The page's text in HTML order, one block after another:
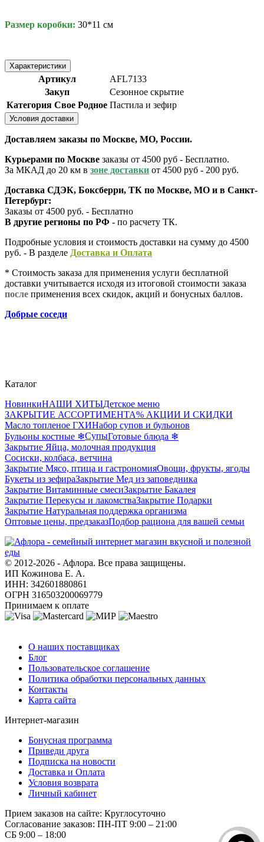
Размер коробки: 30*11 см
Характеристики
Артикул
AFL7133
Закуп
Сезонное скрытие
Категория Свое Родное Пастила и зефир
Условия доставки
Доставляем заказы по Москве, МО, России.
Курьерами по Москве заказы от 4500 руб - Бесплатно.
За МКАД до 20 км в зоне доставки от 4500 руб - 200 руб.
Доставка СДЭК, Боксберри, ТК по Москве, МО и в Санкт-
Петербург:
Заказы от 4500 руб. - Бесплатно
В другие регионы по РФ - по расчету ТК.
Подробные условия и стоимость доставки на сумму до 4500
руб. - В разделе Доставка и Оплата
* Стоимость заказа для применения услуги бесплатной
доставки учитывается исходя из итоговой стоимости заказа
после применения всех скидок, акций и бонусных баллов.
Добрые соседи
Каталог
НовинкиНАШИ ХИТЫДетское меню
ЗАКРЫТИЕ АССОРТИМЕНТА% АКЦИИ И СКИДКИ
Масло топленое ГХИНабор супов и бульонов
Бульоны костные ❄СупыГотовые блюда ❄
Закрытие Яйца, молочная продукция
Сосиски, колбаса, ветчина
Закрытие Мясо, птица и гастрономияОвощи, фрукты, ягоды
Букеты из зефираЗакрытие Мед из заповедника
Закрытие Витаминные смесиЗакрытие Бакалея
Закрытие Перекусы и лакомстваЗакрытие Подарки
Закрытие Натуральная поддержка организма
Оптовые цены, предзаказПодбор рациона для вашей семьи
© 2012-2026 - Афлора. Все права защищены.
ИП Кожинова Е. А.
ИНН: 342601880861
ОГРН 316503200069779
Принимаем к оплате
О наших поставщиках
Блог
Пользовательское соглашение
Политика обработки персональных данных
Контакты
Карта сайта
Интернет-магазин
Бонусная программа
Приведи друга
Подписка на новости
Доставка и Оплата
Условия возврата
Личный кабинет
Прием заказов на сайте: Круглосуточно
Согласование заказов: ПН-ПТ 9:00 – 21:00
СБ 9:00 – 18:00